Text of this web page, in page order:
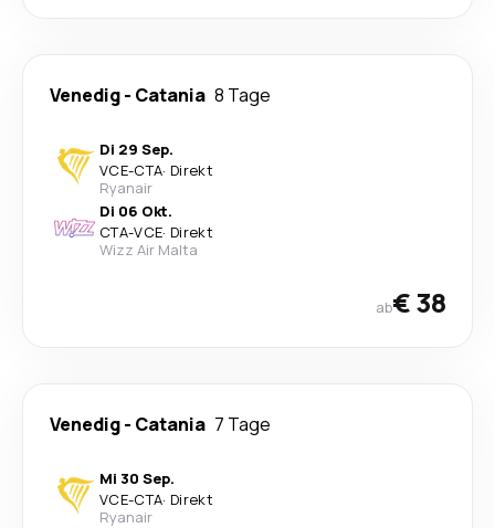
Venedig- Catania 8 Tage
Di 29 Sep.
VCE-CTA· Direkt
Ryanair
Di 06 Okt.
CTA-VCE· Direkt
Wizz Air Malta
ab€ 38
Venedig- Catania 7 Tage
Mi 30 Sep.
VCE-CTA· Direkt
Ryanair